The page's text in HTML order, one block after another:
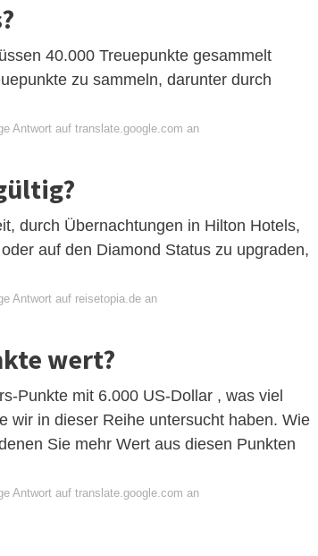
40.000 Treuepunkte gesammelt
zu sammeln, darunter durch
Antwort auf translate.google.com an
durch Übernachtungen in Hilton Hotels,
auf den Diamond Status zu upgraden,
Antwort auf reisetopia.de an
wert?
Punkte mit 6.000 US-Dollar , was viel
wir in dieser Reihe untersucht haben. Wie
Sie mehr Wert aus diesen Punkten
Antwort auf translate.google.com an